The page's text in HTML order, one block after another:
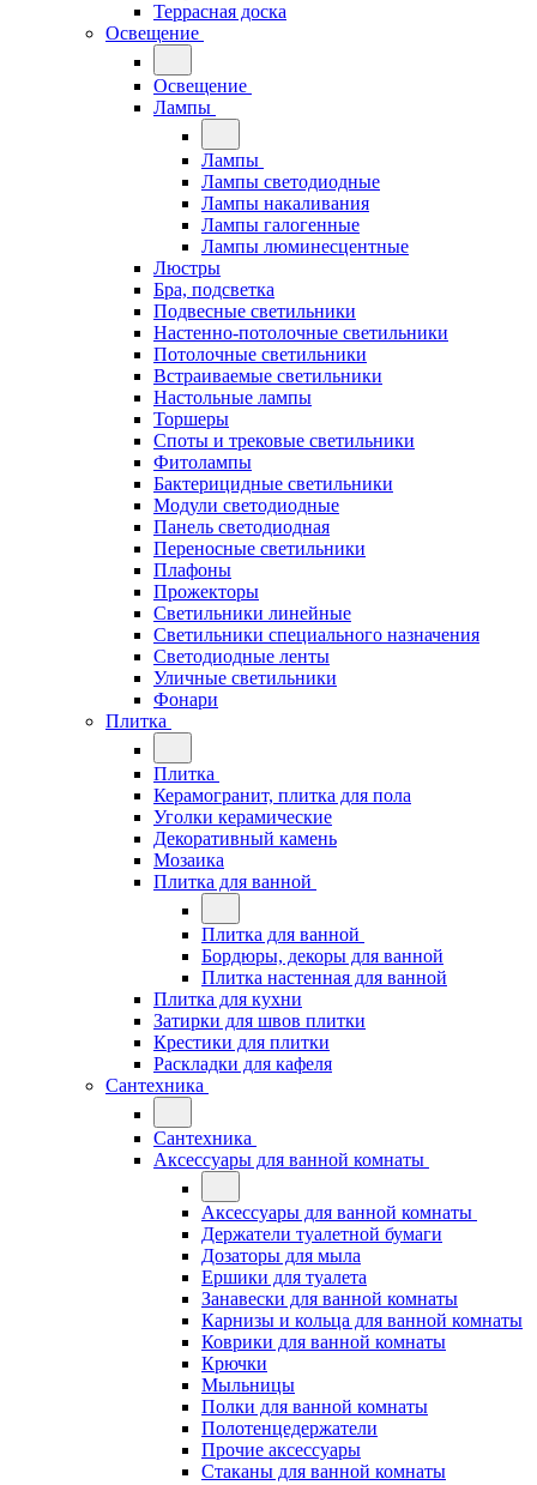
Террасная доска
Освещение
Освещение
Лампы
Лампы
Лампы светодиодные
Лампы накаливания
Лампы галогенные
Лампы люминесцентные
Люстры
Бра, подсветка
Подвесные светильники
Настенно-потолочные светильники
Потолочные светильники
Встраиваемые светильники
Настольные лампы
Торшеры
Споты и трековые светильники
Фитолампы
Бактерицидные светильники
Модули светодиодные
Панель светодиодная
Переносные светильники
Плафоны
Прожекторы
Светильники линейные
Светильники специального назначения
Светодиодные ленты
Уличные светильники
Фонари
Плитка
Плитка
Керамогранит, плитка для пола
Уголки керамические
Декоративный камень
Мозаика
Плитка для ванной
Плитка для ванной
Бордюры, декоры для ванной
Плитка настенная для ванной
Плитка для кухни
Затирки для швов плитки
Крестики для плитки
Раскладки для кафеля
Сантехника
Сантехника
Аксессуары для ванной комнаты
Аксессуары для ванной комнаты
Держатели туалетной бумаги
Дозаторы для мыла
Ершики для туалета
Занавески для ванной комнаты
Карнизы и кольца для ванной комнаты
Коврики для ванной комнаты
Крючки
Мыльницы
Полки для ванной комнаты
Полотенцедержатели
Прочие аксессуары
Стаканы для ванной комнаты